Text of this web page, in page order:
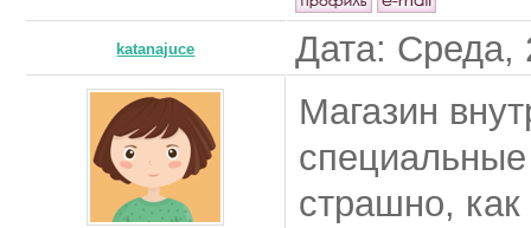
katanajuce Дата:
Магазин
специальные
страшно,